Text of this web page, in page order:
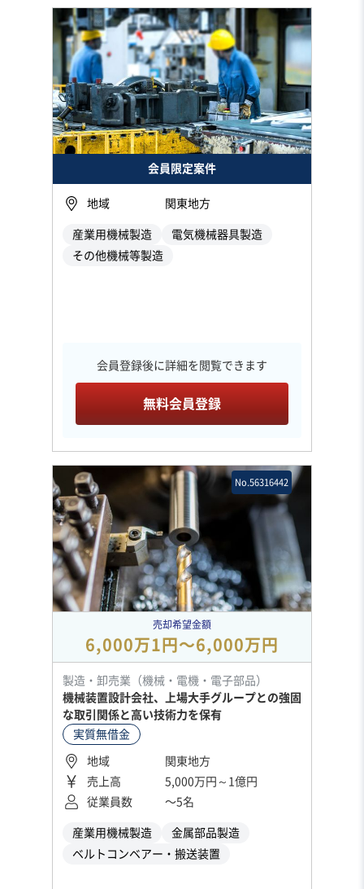
会員限定案件
地域 関東地方
産業用機械製造
電気機械器具製造
その他機械等製造
会員登録後に詳細を閲覧できます
無料会員登録
No.56316442
売却希望金額
6,000万1円〜6,000万円
製造・卸売業（機械・電機・電子部品）
機械装置設計会社、上場大手グループとの強固
な取引関係と高い技術力を保有
実質無借金
地域
関東地方
売上高
5,000万円～1億円
従業員数
〜5名
産業用機械製造
金属部品製造
ベルトコンベアー・搬送装置